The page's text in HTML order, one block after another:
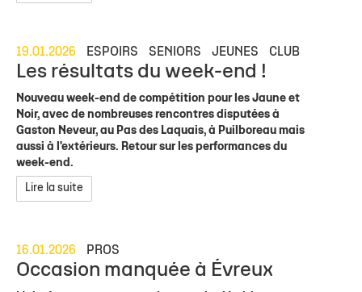
19.01.2026 ESPOIRS SENIORS JEUNES CLUB
Les résultats du week-end !
Nouveau week-end de compétition pour les Jaune et
Noir, avec de nombreuses rencontres disputées à
Gaston Neveur, au Pas des Laquais, à Puilboreau mais
aussi à l'extérieurs. Retour sur les performances du
week-end.
Lire la suite
16.01.2026 PROS
Occasion manquée à Évreux